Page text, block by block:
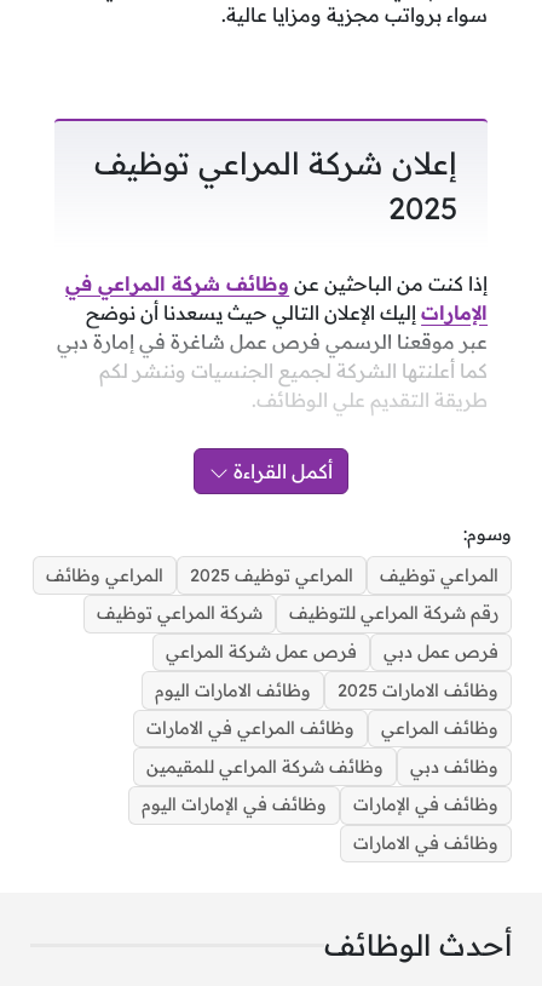
سواء برواتب مجزية ومزايا عالية.
إعلان شركة المراعي توظيف
2025
إذا كنت من الباحثين عن وظائف شركة المراعي في
الإماراتإليك الإعلان التالي حيث يسعدنا أن نوضح
عبر موقعنا الرسمي فرص عمل شاغرة في إمارة دبي
كما أعلنتها الشركة لجميع الجنسيات وننشر لكم
طريقة التقديم علي الوظائف.
المراعي توظيف 2025: قدم علي أحدث الوظائف الشاغرة
أكمل القراءة
وسوم:
المراعي توظيف
المراعي توظيف 2025
المراعي وظائف
رقم شركة المراعي للتوظيف
شركة المراعي توظيف
فرص عمل دبي
فرص عمل شركة المراعي
وظائف الامارات 2025
وظائف الامارات اليوم
وظائف المراعي
وظائف المراعي في الامارات
وظائف دبي
وظائف شركة المراعي للمقيمين
وظائف في الإمارات
وظائف في الإمارات اليوم
وظائف في الامارات
أحدث الوظائف